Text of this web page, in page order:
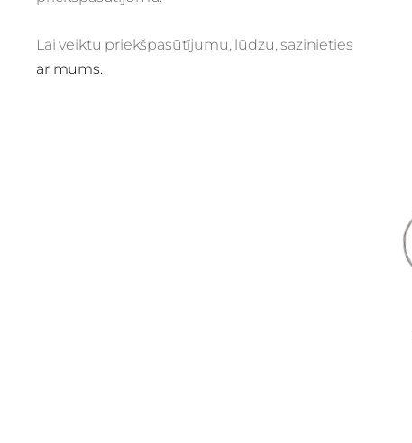
Lai veiktu priekšpasūtījumu, lūdzu, sazinieties
ar mums.